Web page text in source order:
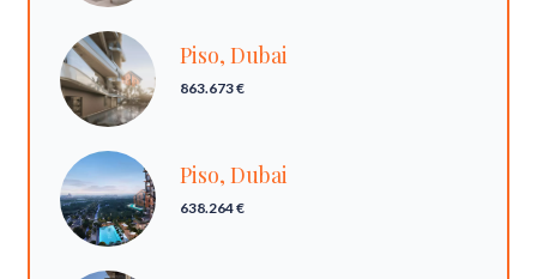
Piso, Dubai
863.673 €
Piso, Dubai
638.264 €